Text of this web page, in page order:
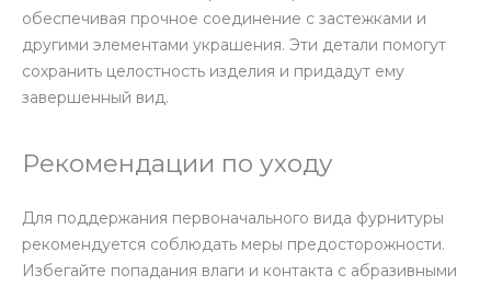
обеспечивая прочное соединение с застежками и
другими элементами украшения. Эти детали помогут
сохранить целостность изделия и придадут ему
завершенный вид.
Рекомендации по уходу
Для поддержания первоначального вида фурнитуры
рекомендуется соблюдать меры предосторожности.
Избегайте попадания влаги и контакта с абразивными